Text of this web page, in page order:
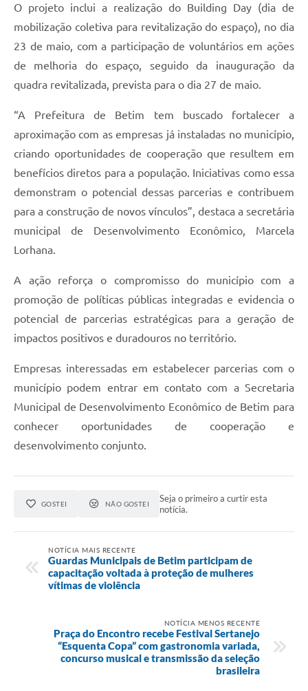
O projeto inclui a realização do Building Day (dia de
mobilização coletiva para revitalização do espaço), no dia
23 de maio, com a participação de voluntários em ações
de melhoria do espaço, seguido da inauguração da
quadra revitalizada, prevista para o dia 27 de maio.
“A Prefeitura de Betim tem buscado fortalecer a
aproximação com as empresas já instaladas no município,
criando oportunidades de cooperação que resultem em
benefícios diretos para a população. Iniciativas como essa
demonstram o potencial dessas parcerias e contribuem
para a construção de novos vínculos”, destaca a secretária
municipal de Desenvolvimento Econômico, Marcela
Lorhana.
A ação reforça o compromisso do município com a
promoção de políticas públicas integradas e evidencia o
potencial de parcerias estratégicas para a geração de
impactos positivos e duradouros no território.
Empresas interessadas em estabelecer parcerias com o
município podem entrar em contato com a Secretaria
Municipal de Desenvolvimento Econômico de Betim para
conhecer oportunidades de cooperação e
desenvolvimento conjunto.
GOSTEI NÃO GOSTEI
Seja o primeiro a curtir esta
notícia.
NOTÍCIA MAIS RECENTE
Guardas Municipais de Betim participam de
capacitação voltada à proteção de mulheres
vítimas de violência
NOTÍCIA MENOS RECENTE
Praça do Encontro recebe Festival Sertanejo
“Esquenta Copa” com gastronomia variada,
concurso musical e transmissão da seleção
brasileira